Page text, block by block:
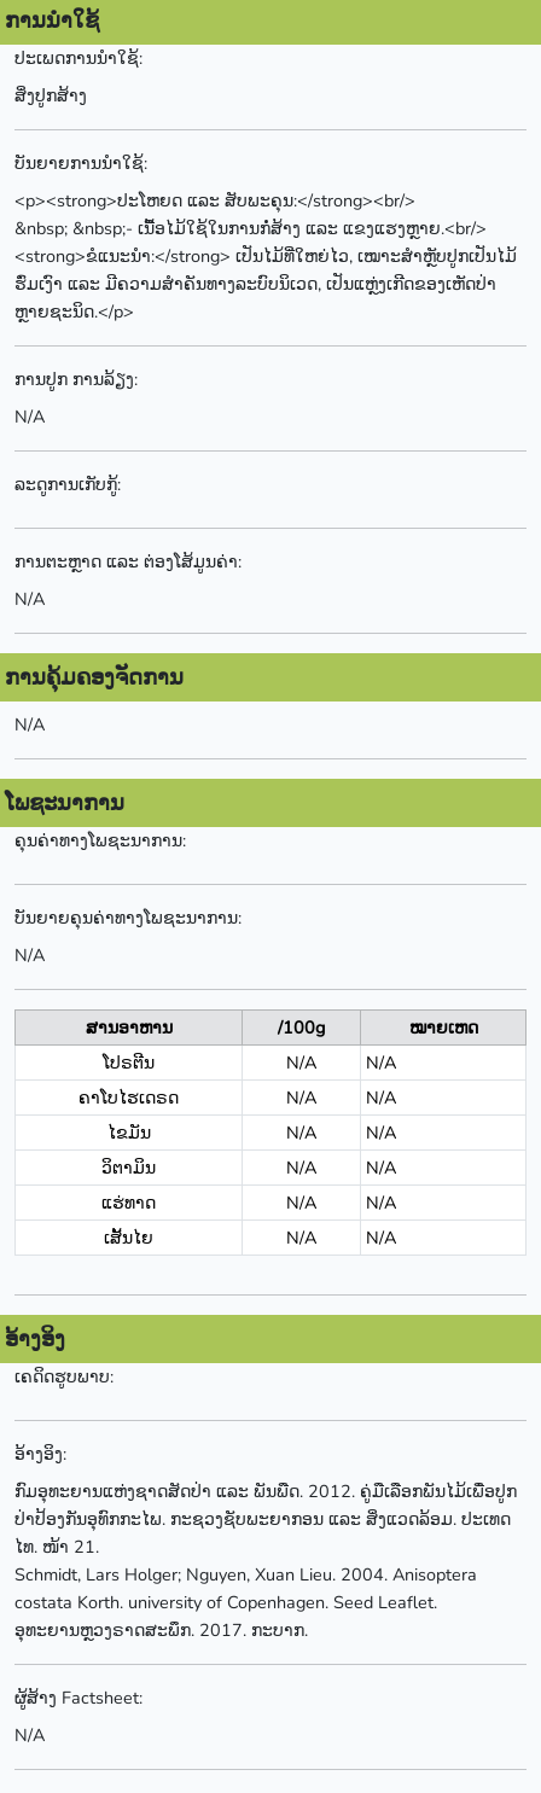
ການນຳໃຊ້
ປະເພດການນຳໃຊ້:
ສິ່ງປູກສ້າງ
ບັນຍາຍການນຳໃຊ້:
<p><strong>ປະໂຫຍດ ແລະ ສັບພະຄຸນ:</strong><br/>
&nbsp; &nbsp;- ເນື້ອໄມ້ໃຊ້ໃນການກໍ່ສ້າງ ແລະ ແຂງແຮງຫຼາຍ.<br/>
<strong>ຂໍແນະນໍາ:</strong> ເປັນໄມ້ທີ່ໃຫຍ່ໄວ, ເໝາະສໍາຫຼັບປູກເປັນໄມ້
ຮົ່ມເງົາ ແລະ ມີຄວາມສຳຄັນທາງລະບົບນິເວດ, ເປັນແຫຼ່ງເກີດຂອງເຫັດປ່າ
ຫຼາຍຊະນິດ.</p>
ການປູກ ການລ້ຽງ:
N/A
ລະດູການເກັບກູ້:
ການຕະຫຼາດ ແລະ ຕ່ອງໂສ້ມູນຄ່າ:
N/A
ການຄຸ້ມຄອງຈັດການ
N/A
ໂພຊະນາການ
ຄຸນຄ່າທາງໂພຊະນາການ:
ບັນຍາຍຄຸນຄ່າທາງໂພຊະນາການ:
N/A
ສານອາຫານ /100g
ໝາຍເຫດ
ໂປຣຕີນ
N/A
N/A
ຄາໂບໄຮເດຣດ
N/A
N/A
ໄຂມັນ
N/A
N/A
ວິຕາມິນ
N/A
N/A
ແຮ່ທາດ
N/A
N/A
ເສັ້ນໄຍ
N/A N/A
ອ້າງອິງ
ເຄດິດຮູບພາບ:
ອ້າງອິງ:
ກົມອຸທະຍານແຫ່ງຊາດສັດປ່າ ແລະ ພັນພືດ. 2012. ຄູ່ມືເລືອກພັນໄມ້ເພື່ອປູກ
ປ່າປ້ອງກັນອຸທົກກະໄພ. ກະຊວງຊັບພະຍາກອນ ແລະ ສິ່ງແວດລ້ອມ. ປະເທດ
ໄທ. ໜ້າ 21.
Schmidt, Lars Holger; Nguyen, Xuan Lieu. 2004. Anisoptera
costata Korth. university of Copenhagen. Seed Leaflet.
ອຸທະຍານຫຼວງຣາດສະພຶກ. 2017. ກະບາກ.
ຜູ້ສ້າງ Factsheet:
N/A